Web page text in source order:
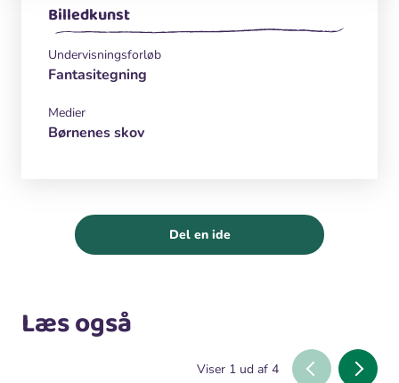
Billedkunst
Undervisningsforløb
Fantasitegning
Medier
Børnenes skov
Del en ide
Læs også
Viser 1 ud af 4